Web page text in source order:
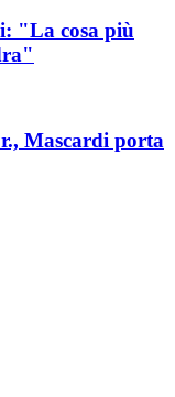
"La cosa più
Mascardi porta